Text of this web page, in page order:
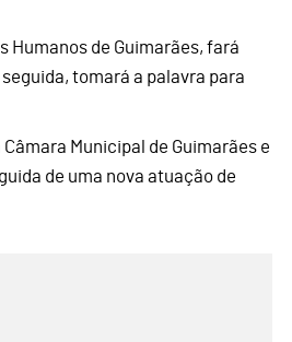
Humanos de Guimarães, fará
tomará a palavra para
Municipal de Guimarães e
de uma nova atuação de